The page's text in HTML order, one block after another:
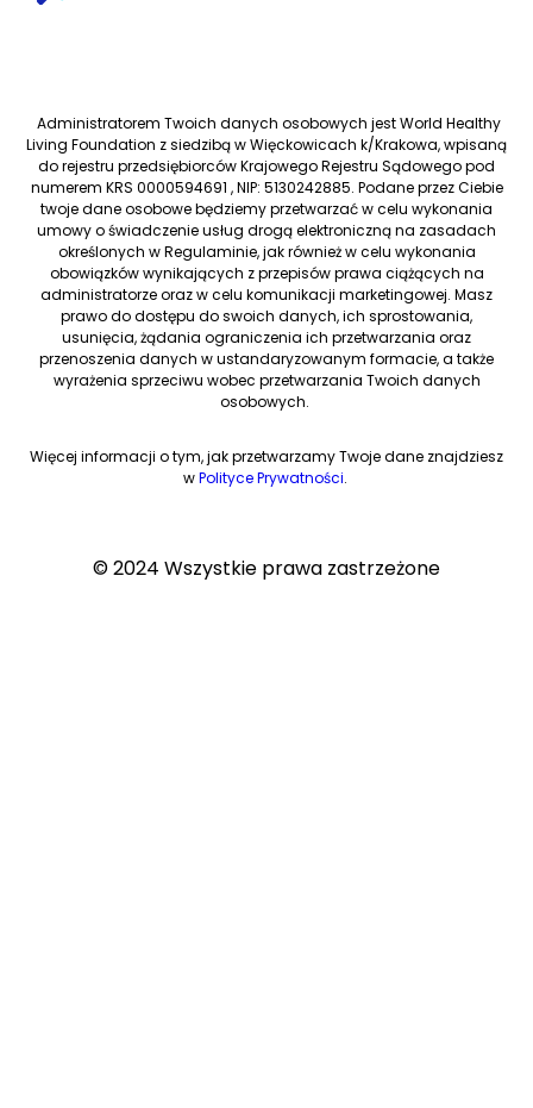
Administratorem Twoich danych osobowych jest World Healthy
Living Foundation z siedzibą w Więckowicach k/Krakowa, wpisaną
do rejestru przedsiębiorców Krajowego Rejestru Sądowego pod
numerem KRS 0000594691 , NIP: 5130242885. Podane przez Ciebie
twoje dane osobowe będziemy przetwarzać w celu wykonania
umowy o świadczenie usług drogą elektroniczną na zasadach
określonych w Regulaminie, jak również w celu wykonania
obowiązków wynikających z przepisów prawa ciążących na
administratorze oraz w celu komunikacji marketingowej. Masz
prawo do dostępu do swoich danych, ich sprostowania,
usunięcia, żądania ograniczenia ich przetwarzania oraz
przenoszenia danych w ustandaryzowanym formacie, a także
wyrażenia sprzeciwu wobec przetwarzania Twoich danych
osobowych.
Więcej informacji o tym, jak przetwarzamy Twoje dane znajdziesz
wPolityce Prywatności.
© 2024 Wszystkie prawa zastrzeżone